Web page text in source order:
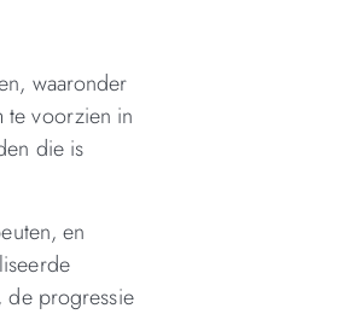
waaronder
te voorzien in
die is
en
de progressie